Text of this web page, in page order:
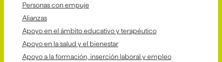
Personas con empuje
Alianzas
Apoyo en el ámbito educativo y terapéutico
Apoyo en la salud y el bienestar
Apoyo a la formación, inserción laboral y empleo